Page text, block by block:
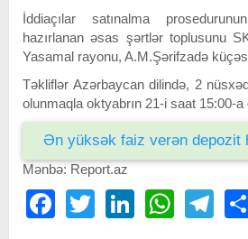
İddiaçılar satınalma
hazırlanan əsas şərtlər toplusunu
Yasamal rayonu, A.M.Şərifzadə
Təkliflər Azərbaycan dilində, 2
olunmaqla oktyabrın 21-i saat 15:00-a
Ən yüksək faiz verən depozit
Mənbə: Report.az
FacebookTwitter LinkedIn WhatsApp